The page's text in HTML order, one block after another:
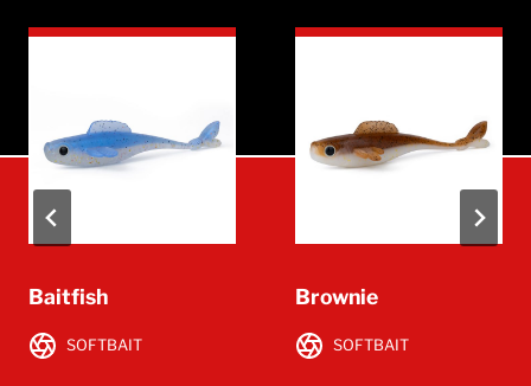
Baitfish
SOFTBAIT
Brownie
SOFTBAIT